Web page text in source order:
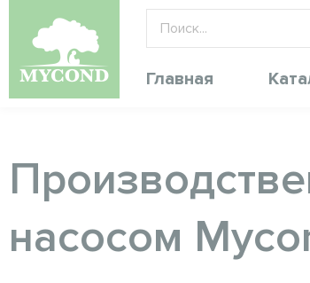
Главная
насосом